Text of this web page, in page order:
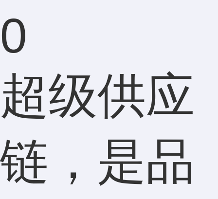
0
超级供应
链，是品